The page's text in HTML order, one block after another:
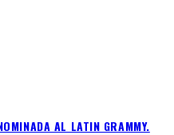
AL LATIN GRAMMY.